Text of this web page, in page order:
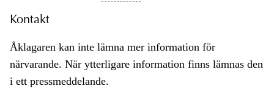
Kontakt
Åklagaren kan inte lämna mer information för
närvarande. När ytterligare information finns lämnas den
i ett pressmeddelande.